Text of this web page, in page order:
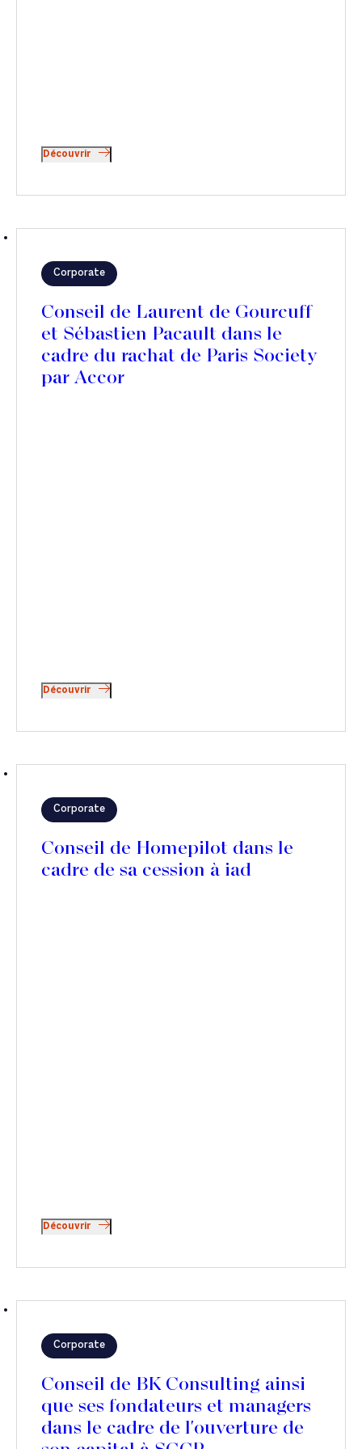
Découvrir
Corporate
Conseil de Laurent de Gourcuff
et Sébastien Pacault dans le
cadre du rachat de Paris Society
par Accor
Découvrir
Corporate
Conseil de Homepilot dans le
cadre de sa cession à iad
Découvrir
Corporate
Conseil de BK Consulting ainsi
que ses fondateurs et managers
dans le cadre de l'ouverture de